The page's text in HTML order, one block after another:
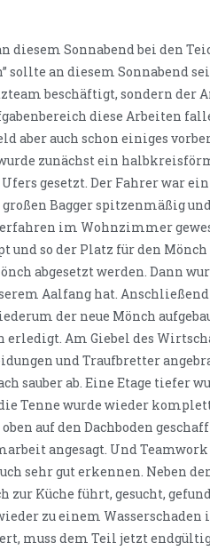
diesem Sonnabend bei den
sollte an diesem Sonnabend
beschäftigt, sondern der
diese Arbeiten
aber auch schon einiges
zunächst ein
gesetzt. Der Fahrer war
Bagger spitzenmäßig
im Wohnzimmer
und so der Platz für den
abgesetzt werden. Dann
Aalfang hat.
der neue Mönch
Am Giebel des
und Traufbretter
sauber ab. Eine Etage tiefer
Tenne wurde wieder
auf den Dachboden
angesagt. Und
sehr gut erkennen. Neben
zur Küche führt, gesucht,
zu einem
muss dem Teil jetzt